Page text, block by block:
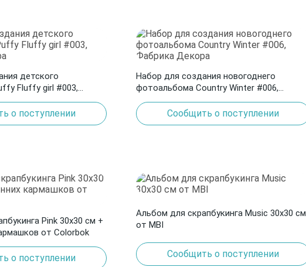
детского
Fluffy girl #003,
о поступлении
Набор для создания новогоднего
фотоальбома Country Winter #006,
Фабрика Декора
Сообщить о поступлении
Pink 30х30 см +
от Colorbok
о поступлении
Альбом для скрапбукинга Music 30х30 см
от MBI
Сообщить о поступлении